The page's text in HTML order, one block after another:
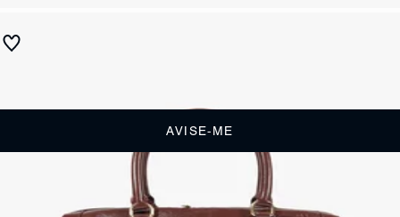
AVISE-ME
Romantismo, força e sofisticação se encontram na belíssima Bolsa